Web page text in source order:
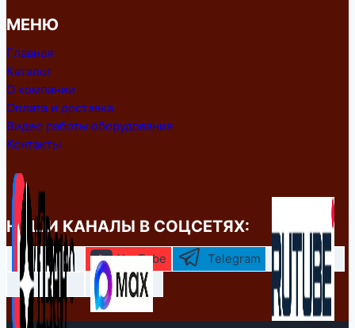
МЕНЮ
Главная
Каталог
О компании
Оплата и доставка
Видео работы оборудования
Контакты
НАШИ КАНАЛЫ В СОЦСЕТЯХ:
YouTube Telegram